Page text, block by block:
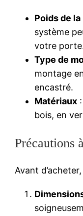
Poids de
système
votre
Type de
montage
encastré.
Matériaux:
bois, en
Précautions
Avant